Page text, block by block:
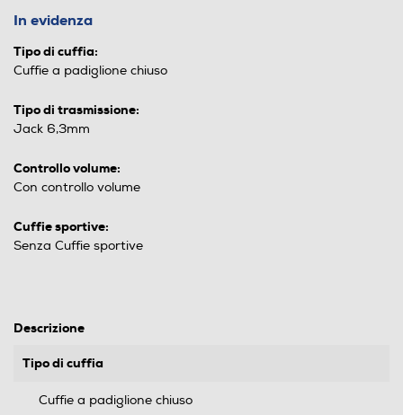
In evidenza
Tipo di cuffia:
Cuffie a padiglione chiuso
Tipo di trasmissione:
Jack 6,3mm
Controllo volume:
Con controllo volume
Cuffie sportive:
Senza Cuffie sportive
Descrizione
Tipo di cuffia
Cuffie a padiglione chiuso